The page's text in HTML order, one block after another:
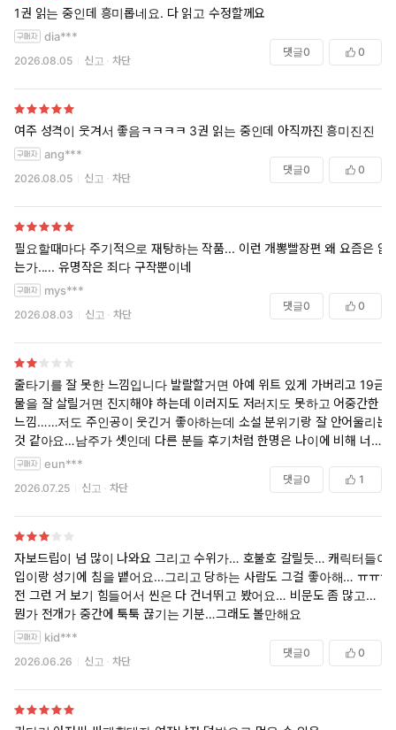
1권 읽는 중인데 흥미롭네요. 다 읽고 수정할께요
dia***
2026.08.05 신고 차단
댓글0 0
여주 성격이 웃겨서 좋음ㅋㅋㅋㅋ 3권 읽는 중인데 아직까진 흥미진진
ang***
2026.08.05 신고 차단
댓글0 0
필요할때마다 주기적으로 재탕하는 작품... 이런 개뽕빨장편 왜 요즘은 없
는가..... 유명작은 죄다 구작뿐이네
mys***
2026.08.03 신고 차단
댓글0 0
줄타기를 잘 못한 느낌입니다 발랄할거면 아예 위트 있게 가버리고 19금
물을 잘 살릴거면 진지해야 하는데 이러지도 저러지도 못하고 어중간한
느낌……저도 주인공이 웃긴거 좋아하는데 소설 분위기랑 잘 안어울리는
것 같아요…남주가 셋인데 다른 분들 후기처럼 한명은 나이에 비해 너무
중후한 말투고 나머지는 행동이 어린 느낌
제일 중요한 점.. 씬이 그닥입니다. 위에 쓴거 다 차치할 수 있을 만한 글
빨이 아니에요 저 가리는거 없이 다 먹는데 뭐 호불호요소 이런게 문제가
아니라 씬 자체는 많이 나오는데 마음이 동하지가 않음
eun***
2026.07.25 신고 차단
댓글0 1
자보드립이 넘 많이 나와요 그리고 수위가… 호불호 갈릴듯… 캐릭터들이
입이랑 성기에 침을 뱉어요…그리고 당하는 사람도 그걸 좋아해… ㅠㅠㅠ
전 그런 거 보기 힘들어서 씬은 다 건너뛰고 봤어요… 비문도 좀 많고…
뭔가 전개가 중간에 툭툭 끊기는 기분…그래도 볼만해요
kid***
2026.06.26 신고 차단
댓글0 0